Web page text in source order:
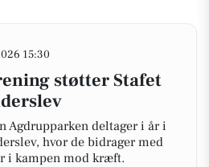
15:30
støtter Stafet
Agdrupparken deltager i år i
hvor de bidrager med
i kampen mod kræft.